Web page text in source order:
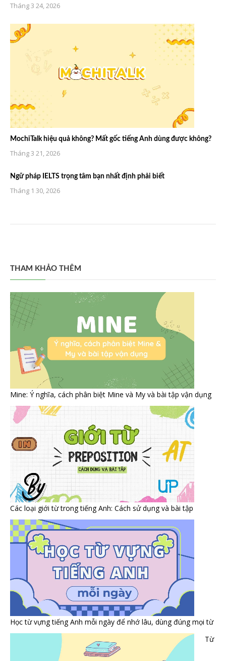
Tháng 3 24, 2026
MochiTalk hiệu quả không? Mất gốc tiếng Anh dùng được không?
Tháng 3 21, 2026
Ngữ pháp IELTS trọng tâm bạn nhất định phải biết
Tháng 1 30, 2026
THAM KHẢO THÊM
Mine: Ý nghĩa, cách phân biệt Mine và My và bài tập vận dụng
Các loại giới từ trong tiếng Anh: Cách sử dụng và bài tập
Học từ vựng tiếng Anh mỗi ngày để nhớ lâu, dùng đúng mọi từ
Từ